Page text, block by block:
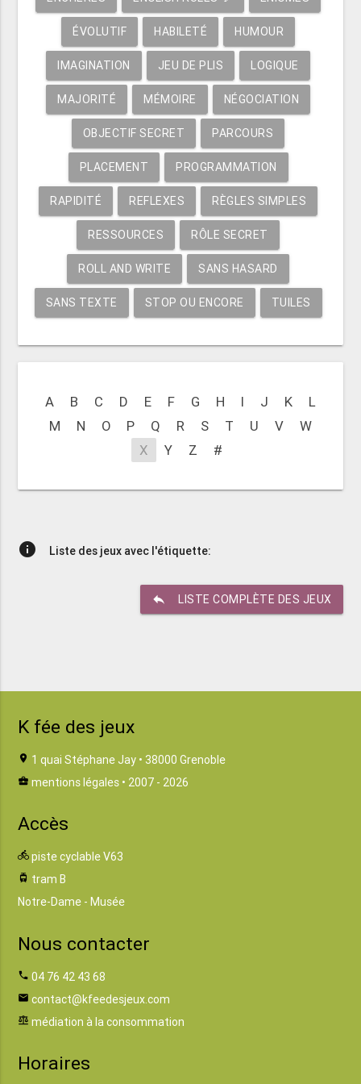
ÉVOLUTIF HABILETÉ HUMOUR
IMAGINATION JEU DE PLIS LOGIQUE
MAJORITÉ MÉMOIRE NÉGOCIATION
OBJECTIF SECRET PARCOURS
PLACEMENT PROGRAMMATION
RAPIDITÉ REFLEXES RÈGLES SIMPLES
RESSOURCES RÔLE SECRET
ROLL AND WRITE SANS HASARD
SANS TEXTE STOP OU ENCORE TUILES
A B C D E F G H I J K
L
M
N O P Q R S T U V
W
X
Y Z #
info Liste des jeux avec l'étiquette:
reply LISTE COMPLÈTE DES JEUX
K fée des jeux
location_on 1 quai Stéphane Jay • 38000 Grenoble
business_center mentions légales • 2007 - 2026
Accès
directions_bike piste cyclable V63
tram tram B
Notre-Dame - Musée
Nous contacter
phone 04 76 42 43 68
email contact@kfeedesjeux.com
balance médiation à la consommation
Horaires